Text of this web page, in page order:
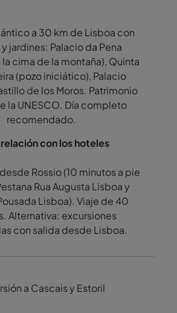
a 30 km de Lisboa con
jardines: Palacio da Pena
cima de la montaña), Quinta
(pozo iniciático), Palacio
de los Moros. Patrimonio
la UNESCO. Día completo
recomendado.
Rossio (10 minutos a pie
Rua Augusta Lisboa y
Lisboa). Viaje de 40
Alternativa: excursiones
con salida desde Lisboa.
a Cascais y Estoril